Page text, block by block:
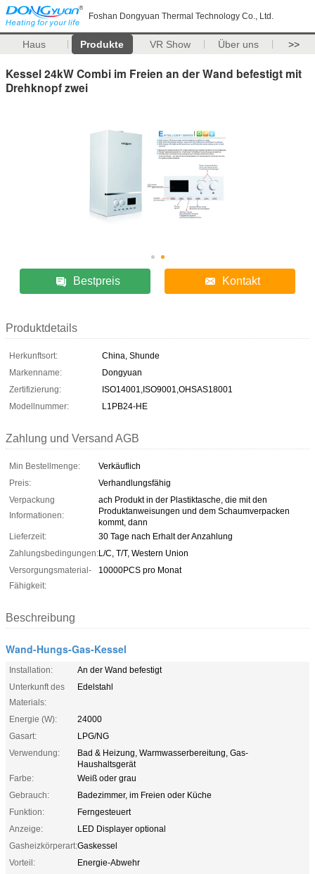
Foshan Dongyuan Thermal Technology Co., Ltd.
Haus Produkte VR Show Über uns >>
Kessel 24kW Combi im Freien an der Wand befestigt mit
Drehknopf zwei
Bestpreis Kontakt
Produktdetails
Herkunftsort:
China, Shunde
Markenname:
Dongyuan
Zertifizierung:
ISO14001,ISO9001,OHSAS18001
Modellnummer:
L1PB24-HE
Zahlung und Versand AGB
Min Bestellmenge:
Verkäuflich
Preis:
Verhandlungsfähig
Verpackung
Informationen:
ach Produkt in der Plastiktasche, die mit den
Produktanweisungen und dem Schaumverpacken
kommt, dann
Lieferzeit:
30 Tage nach Erhalt der Anzahlung
Zahlungsbedingungen:L/C, T/T, Western Union
Versorgungsmaterial-
Fähigkeit:
10000PCS pro Monat
Beschreibung
Wand-Hungs-Gas-Kessel
Installation:
An der Wand befestigt
Unterkunft des
Materials:
Edelstahl
Energie (W):
24000
Gasart:
LPG/NG
Verwendung:
Bad & Heizung, Warmwasserbereitung, Gas-
Haushaltsgerät
Farbe:
Weiß oder grau
Gebrauch:
Badezimmer, im Freien oder Küche
Funktion:
Ferngesteuert
Anzeige:
LED Displayer optional
Gasheizkörperart:Gaskessel
Vorteil:
Energie-Abwehr